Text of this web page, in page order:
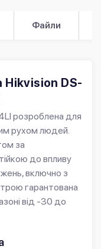
Файли
DS-
розроблена для
рухом людей.
за
до впливу
включно з
гарантована
від -30 до